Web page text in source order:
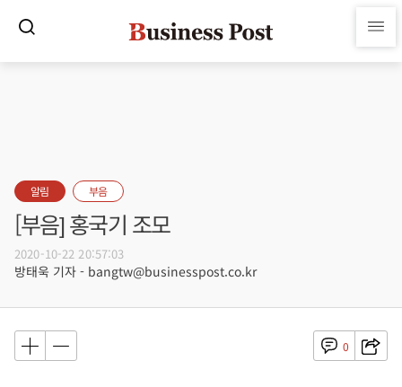
알림 부음
[부음] 홍국기 조모
2020-10-22 20:57:03
방태욱 기자 - bangtw@businesspost.co.kr
0